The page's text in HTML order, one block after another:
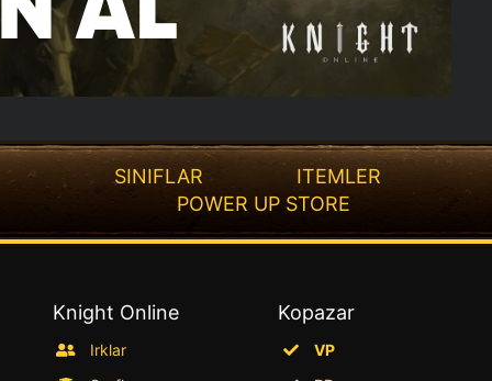
SINIFLAR
ITEMLER
POWER UP STORE
Knight Online
Irklar
Kopazar
VP